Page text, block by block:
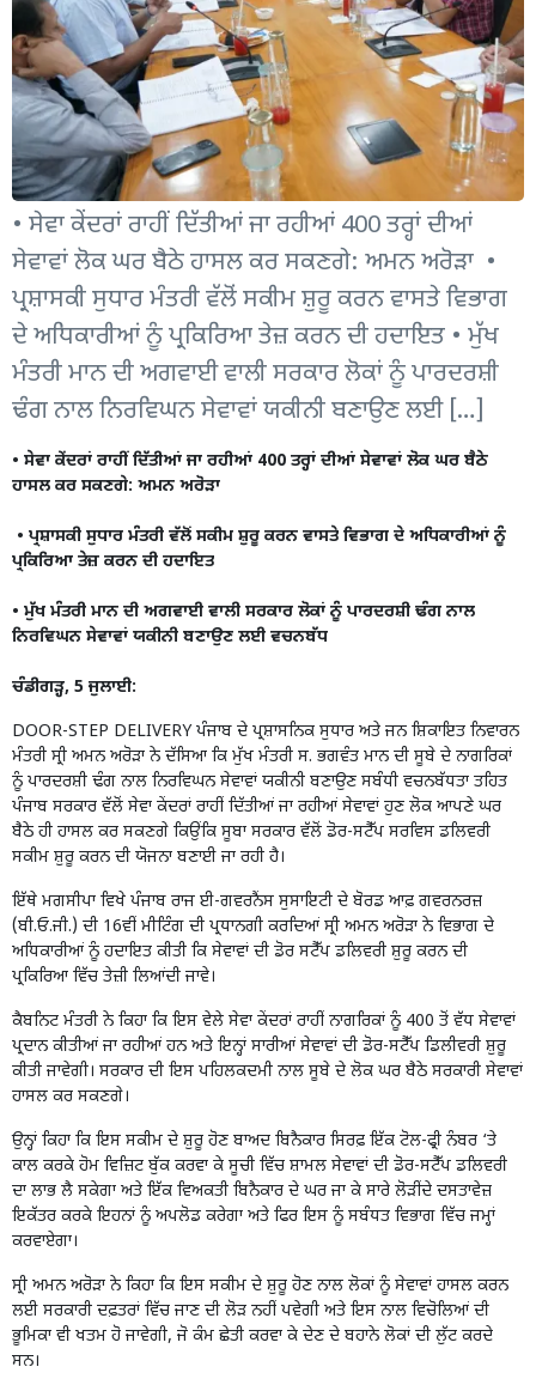
• ਸੇਵਾ ਕੇਂਦਰਾਂ ਰਾਹੀਂ ਦਿੱਤੀਆਂ ਜਾ ਰਹੀਆਂ 400 ਤਰ੍ਹਾਂ ਦੀਆਂ
ਸੇਵਾਵਾਂ ਲੋਕ ਘਰ ਬੈਠੇ ਹਾਸਲ ਕਰ ਸਕਣਗੇ: ਅਮਨ ਅਰੋੜਾ •
ਪ੍ਰਸ਼ਾਸਕੀ ਸੁਧਾਰ ਮੰਤਰੀ ਵੱਲੋਂ ਸਕੀਮ ਸ਼ੁਰੂ ਕਰਨ ਵਾਸਤੇ ਵਿਭਾਗ
ਦੇ ਅਧਿਕਾਰੀਆਂ ਨੂੰ ਪ੍ਰਕਿਰਿਆ ਤੇਜ਼ ਕਰਨ ਦੀ ਹਦਾਇਤ • ਮੁੱਖ
ਮੰਤਰੀ ਮਾਨ ਦੀ ਅਗਵਾਈ ਵਾਲੀ ਸਰਕਾਰ ਲੋਕਾਂ ਨੂੰ ਪਾਰਦਰਸ਼ੀ
ਢੰਗ ਨਾਲ ਨਿਰਵਿਘਨ ਸੇਵਾਵਾਂ ਯਕੀਨੀ ਬਣਾਉਣ ਲਈ […]
• ਸੇਵਾ ਕੇਂਦਰਾਂ ਰਾਹੀਂ ਦਿੱਤੀਆਂ ਜਾ ਰਹੀਆਂ 400 ਤਰ੍ਹਾਂ ਦੀਆਂ ਸੇਵਾਵਾਂ ਲੋਕ ਘਰ ਬੈਠੇ
ਹਾਸਲ ਕਰ ਸਕਣਗੇ: ਅਮਨ ਅਰੋੜਾ
• ਪ੍ਰਸ਼ਾਸਕੀ ਸੁਧਾਰ ਮੰਤਰੀ ਵੱਲੋਂ ਸਕੀਮ ਸ਼ੁਰੂ ਕਰਨ ਵਾਸਤੇ ਵਿਭਾਗ ਦੇ ਅਧਿਕਾਰੀਆਂ ਨੂੰ
ਪ੍ਰਕਿਰਿਆ ਤੇਜ਼ ਕਰਨ ਦੀ ਹਦਾਇਤ
• ਮੁੱਖ ਮੰਤਰੀ ਮਾਨ ਦੀ ਅਗਵਾਈ ਵਾਲੀ ਸਰਕਾਰ ਲੋਕਾਂ ਨੂੰ ਪਾਰਦਰਸ਼ੀ ਢੰਗ ਨਾਲ
ਨਿਰਵਿਘਨ ਸੇਵਾਵਾਂ ਯਕੀਨੀ ਬਣਾਉਣ ਲਈ ਵਚਨਬੱਧ
ਚੰਡੀਗੜ੍ਹ, 5 ਜੁਲਾਈ:
DOOR-STEP DELIVERY ਪੰਜਾਬ ਦੇ ਪ੍ਰਸ਼ਾਸਨਿਕ ਸੁਧਾਰ ਅਤੇ ਜਨ ਸ਼ਿਕਾਇਤ ਨਿਵਾਰਨ
ਮੰਤਰੀ ਸ੍ਰੀ ਅਮਨ ਅਰੋੜਾ ਨੇ ਦੱਸਿਆ ਕਿ ਮੁੱਖ ਮੰਤਰੀ ਸ. ਭਗਵੰਤ ਮਾਨ ਦੀ ਸੂਬੇ ਦੇ ਨਾਗਰਿਕਾਂ
ਨੂੰ ਪਾਰਦਰਸ਼ੀ ਢੰਗ ਨਾਲ ਨਿਰਵਿਘਨ ਸੇਵਾਵਾਂ ਯਕੀਨੀ ਬਣਾਉਣ ਸਬੰਧੀ ਵਚਨਬੱਧਤਾ ਤਹਿਤ
ਪੰਜਾਬ ਸਰਕਾਰ ਵੱਲੋਂ ਸੇਵਾ ਕੇਂਦਰਾਂ ਰਾਹੀਂ ਦਿੱਤੀਆਂ ਜਾ ਰਹੀਆਂ ਸੇਵਾਵਾਂ ਹੁਣ ਲੋਕ ਆਪਣੇ ਘਰ
ਬੈਠੇ ਹੀ ਹਾਸਲ ਕਰ ਸਕਣਗੇ ਕਿਉਂਕਿ ਸੂਬਾ ਸਰਕਾਰ ਵੱਲੋਂ ਡੋਰ-ਸਟੈੱਪ ਸਰਵਿਸ ਡਲਿਵਰੀ
ਸਕੀਮ ਸ਼ੁਰੂ ਕਰਨ ਦੀ ਯੋਜਨਾ ਬਣਾਈ ਜਾ ਰਹੀ ਹੈ।
ਇੱਥੇ ਮਗਸੀਪਾ ਵਿਖੇ ਪੰਜਾਬ ਰਾਜ ਈ-ਗਵਰਨੈਂਸ ਸੁਸਾਇਟੀ ਦੇ ਬੋਰਡ ਆਫ਼ ਗਵਰਨਰਜ਼
(ਬੀ.ਓ.ਜੀ.) ਦੀ 16ਵੀਂ ਮੀਟਿੰਗ ਦੀ ਪ੍ਰਧਾਨਗੀ ਕਰਦਿਆਂ ਸ੍ਰੀ ਅਮਨ ਅਰੋੜਾ ਨੇ ਵਿਭਾਗ ਦੇ
ਅਧਿਕਾਰੀਆਂ ਨੂੰ ਹਦਾਇਤ ਕੀਤੀ ਕਿ ਸੇਵਾਵਾਂ ਦੀ ਡੋਰ ਸਟੈੱਪ ਡਲਿਵਰੀ ਸ਼ੁਰੂ ਕਰਨ ਦੀ
ਪ੍ਰਕਿਰਿਆ ਵਿੱਚ ਤੇਜ਼ੀ ਲਿਆਂਦੀ ਜਾਵੇ।
ਕੈਬਨਿਟ ਮੰਤਰੀ ਨੇ ਕਿਹਾ ਕਿ ਇਸ ਵੇਲੇ ਸੇਵਾ ਕੇਂਦਰਾਂ ਰਾਹੀਂ ਨਾਗਰਿਕਾਂ ਨੂੰ 400 ਤੋਂ ਵੱਧ ਸੇਵਾਵਾਂ
ਪ੍ਰਦਾਨ ਕੀਤੀਆਂ ਜਾ ਰਹੀਆਂ ਹਨ ਅਤੇ ਇਨ੍ਹਾਂ ਸਾਰੀਆਂ ਸੇਵਾਵਾਂ ਦੀ ਡੋਰ-ਸਟੈੱਪ ਡਿਲੀਵਰੀ ਸ਼ੁਰੂ
ਕੀਤੀ ਜਾਵੇਗੀ। ਸਰਕਾਰ ਦੀ ਇਸ ਪਹਿਲਕਦਮੀ ਨਾਲ ਸੂਬੇ ਦੇ ਲੋਕ ਘਰ ਬੈਠੇ ਸਰਕਾਰੀ ਸੇਵਾਵਾਂ
ਹਾਸਲ ਕਰ ਸਕਣਗੇ।
ਉਨ੍ਹਾਂ ਕਿਹਾ ਕਿ ਇਸ ਸਕੀਮ ਦੇ ਸ਼ੁਰੂ ਹੋਣ ਬਾਅਦ ਬਿਨੈਕਾਰ ਸਿਰਫ਼ ਇੱਕ ਟੋਲ-ਫ੍ਰੀ ਨੰਬਰ ‘ਤੇ
ਕਾਲ ਕਰਕੇ ਹੋਮ ਵਿਜ਼ਿਟ ਬੁੱਕ ਕਰਵਾ ਕੇ ਸੂਚੀ ਵਿੱਚ ਸ਼ਾਮਲ ਸੇਵਾਵਾਂ ਦੀ ਡੋਰ-ਸਟੈੱਪ ਡਲਿਵਰੀ
ਦਾ ਲਾਭ ਲੈ ਸਕੇਗਾ ਅਤੇ ਇੱਕ ਵਿਅਕਤੀ ਬਿਨੈਕਾਰ ਦੇ ਘਰ ਜਾ ਕੇ ਸਾਰੇ ਲੋੜੀਂਦੇ ਦਸਤਾਵੇਜ਼
ਇਕੱਤਰ ਕਰਕੇ ਇਹਨਾਂ ਨੂੰ ਅਪਲੋਡ ਕਰੇਗਾ ਅਤੇ ਫਿਰ ਇਸ ਨੂੰ ਸਬੰਧਤ ਵਿਭਾਗ ਵਿੱਚ ਜਮ੍ਹਾਂ
ਕਰਵਾਏਗਾ।
ਸ੍ਰੀ ਅਮਨ ਅਰੋੜਾ ਨੇ ਕਿਹਾ ਕਿ ਇਸ ਸਕੀਮ ਦੇ ਸ਼ੁਰੂ ਹੋਣ ਨਾਲ ਲੋਕਾਂ ਨੂੰ ਸੇਵਾਵਾਂ ਹਾਸਲ ਕਰਨ
ਲਈ ਸਰਕਾਰੀ ਦਫ਼ਤਰਾਂ ਵਿੱਚ ਜਾਣ ਦੀ ਲੋੜ ਨਹੀਂ ਪਵੇਗੀ ਅਤੇ ਇਸ ਨਾਲ ਵਿਚੋਲਿਆਂ ਦੀ
ਭੂਮਿਕਾ ਵੀ ਖਤਮ ਹੋ ਜਾਵੇਗੀ, ਜੋ ਕੰਮ ਛੇਤੀ ਕਰਵਾ ਕੇ ਦੇਣ ਦੇ ਬਹਾਨੇ ਲੋਕਾਂ ਦੀ ਲੁੱਟ ਕਰਦੇ
ਸਨ।